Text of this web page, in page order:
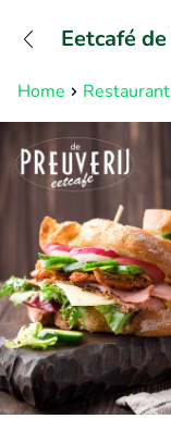
Home
Eetcafé